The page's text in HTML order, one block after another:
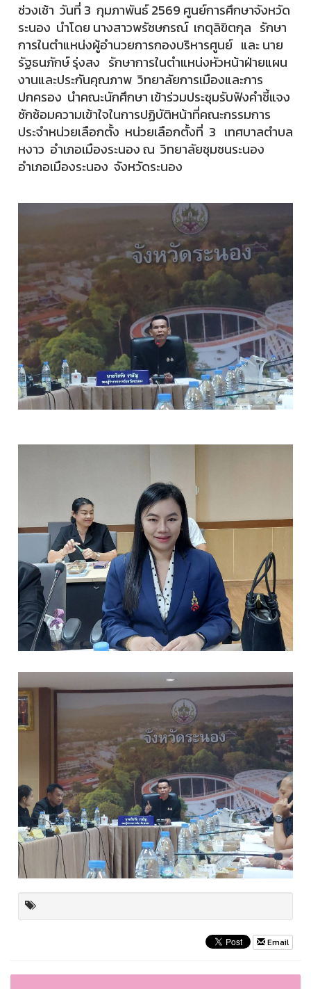
ช่วงเช้า วันที่ 3 กุมภาพันธ์ 2569 ศูนย์การศึกษาจังหวัด
ระนอง นำโดย นางสาวพรัชษกรณ์ เกตุลิขิตกุล รักษา
การในตำแหน่งผู้อำนวยการกองบริหารศูนย์ และ นาย
รัฐธนภักษ์ รุ่งสง รักษาการในตำแหน่งหัวหน้าฝ่ายแผน
งานและประกันคุณภาพ วิทยาลัยการเมืองและการ
ปกครอง นำคณะนักศึกษา เข้าร่วมประชุมรับฟังคำชี้แจง
ซักซ้อมความเข้าใจในการปฏิบัติหน้าที่คณะกรรมการ
ประจำหน่วยเลือกตั้ง หน่วยเลือกตั้งที่ 3 เทศบาลตำบล
หงาว อำเภอเมืองระนอง ณ วิทยาลัยชุมชนระนอง
อำเภอเมืองระนอง จังหวัดระนอง
Email